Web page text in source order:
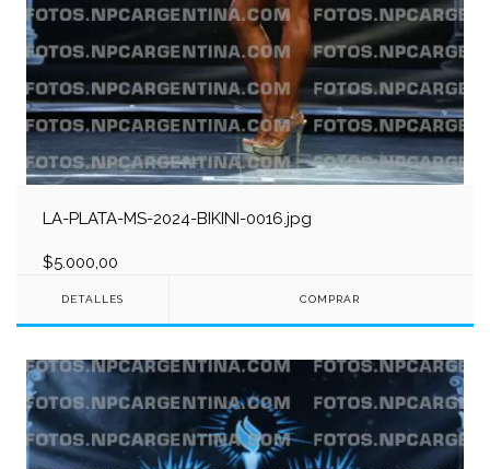
LA-PLATA-MS-2024-BIKINI-0016.jpg
$5.000,00
DETALLES